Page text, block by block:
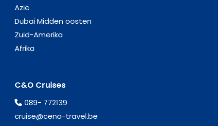
Azië
Dubai Midden oosten
Zuid-Amerika
Afrika
C&O Cruises
089- 772139
cruise@ceno-travel.be